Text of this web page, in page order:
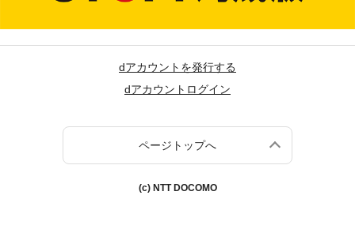
dアカウントを発行する
dアカウントログイン
ページトップへ
(c) NTT DOCOMO